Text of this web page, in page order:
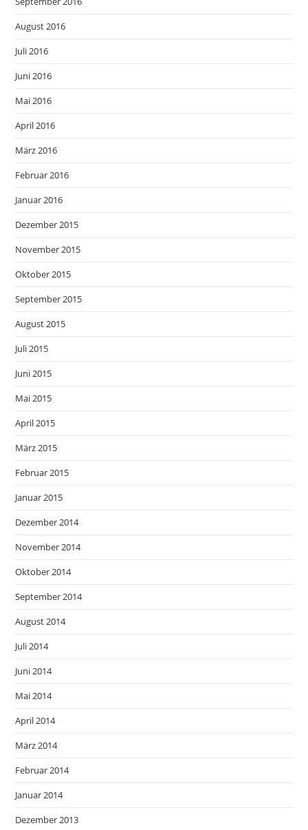
August 2016
Juli 2016
Juni 2016
Mai 2016
April 2016
März 2016
Februar 2016
Januar 2016
Dezember 2015
November 2015
Oktober 2015
September 2015
August 2015
Juli 2015
Juni 2015
Mai 2015
April 2015
März 2015
Februar 2015
Januar 2015
Dezember 2014
November 2014
Oktober 2014
September 2014
August 2014
Juli 2014
Juni 2014
Mai 2014
April 2014
März 2014
Februar 2014
Januar 2014
Dezember 2013